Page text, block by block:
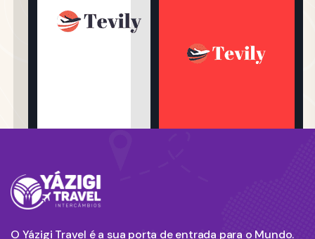
O Yázigi Travel é a sua porta de entrada para o Mundo.